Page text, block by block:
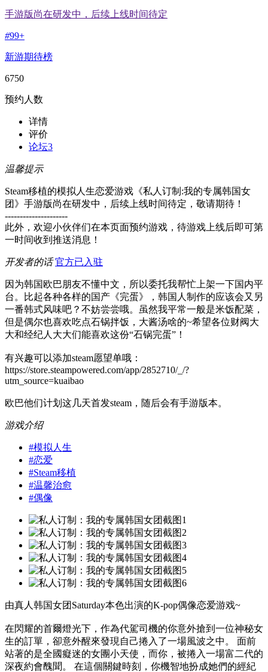
手游版尚在研发中，后续上线时间待定
#99+
新游期待榜
6750
预约人数
详情
评价
论坛3
温馨提示
Steam移植的模拟人生恋爱游戏《私人订制:我的专属韩国女
团》手游版尚在研发中，后续上线时间待定，敬请期待！
---------------------
此外，欢迎小伙伴们在本页面预约游戏，待游戏上线后即可第
一时间收到推送消息！
开发者的话 官方已入驻
因为韩国欧巴朋友不懂中文，所以委托我帮忙上架一下国内平
台。比起各种各样的国产《完蛋》，韩国人制作的应该会又另
一番韩式风味吧？不妨尝尝哦。虽然我平常一般是米饭配菜，
但是偶尔也喜欢吃点石锅拌饭，大酱汤啥的~希望各位财阀大
大和经纪人大大们能喜欢这份“石锅完蛋”！
有兴趣可以添加steam愿望单哦：
https://store.steampowered.com/app/2852710/_/?
utm_source=kuaibao
欧巴他们计划这几天首发steam，随后会有手游版本。
游戏介绍
#模拟人生
#恋爱
#Steam移植
#温馨治愈
#偶像
由真人韩国女团Saturday本色出演的K-pop偶像恋爱游戏~
在閃耀的首爾燈光下，作為代駕司機的你意外搶到一位神秘女
生的訂單，卻意外醒來發現自己捲入了一場風波之中。 面前
站著的是全國癡迷的女團小天使，而你，被捲入一場富二代的
深夜約會醜聞。 在這個關鍵時刻，你機智地扮成她們的經紀